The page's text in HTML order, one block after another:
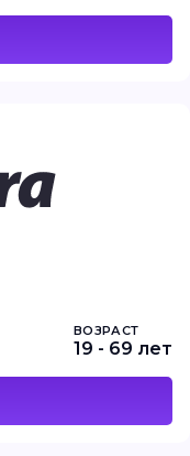
ВОЗРАСТ
19 - 69 лет